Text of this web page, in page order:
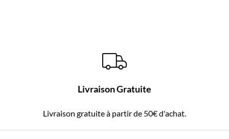
Livraison Gratuite
Livraison gratuite à partir de 50€ d'achat.